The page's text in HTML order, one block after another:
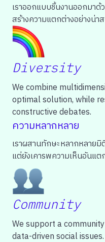
เราออกแบบชิ้นงานออกมาด้
สร้างความแตกต่างอย่างน่า
Diversity
We combine
optimal solution, while
constructive debates.
ความหลากหลาย
เราผสานทักษะหลากหลาย
แต่ยังเคารพความเห็นอันแต
Community
We support a
data-driven social issues.